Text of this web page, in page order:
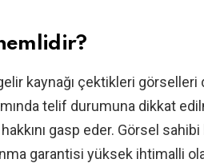
kaynağı çektikleri görselleri
telif durumuna dikkat
gasp eder. Görsel sahibi
garantisi yüksek ihtimalli